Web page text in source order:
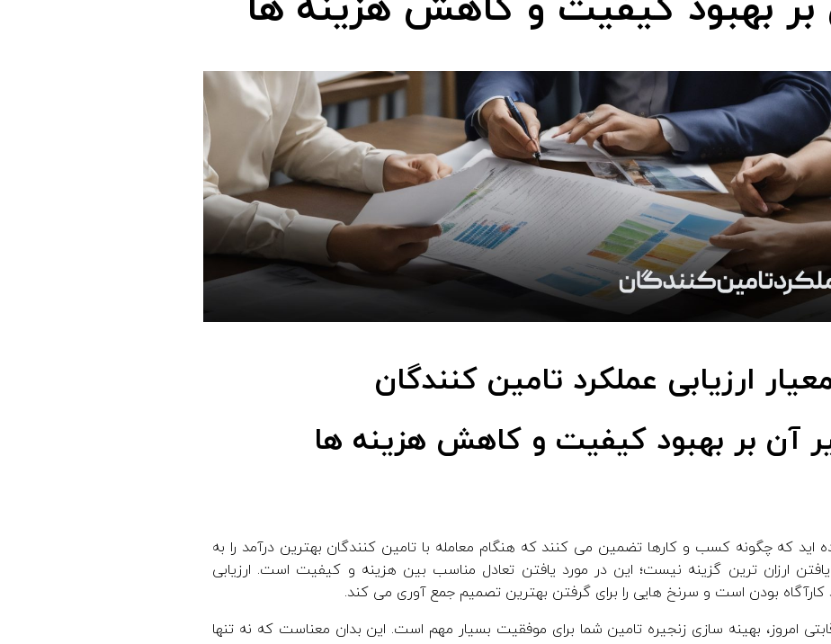
ارزیابی عملکرد تامین کنندگان
آن بر بهبود کیفیت و کاهش هزینه ها
اید که چگونه کسب و کارها تضمین می کنند که هنگام معامله با تامین کنندگان بهترین درآمد را به
ارزان ترین گزینه نیست؛ این در مورد یافتن تعادل مناسب بین هزینه و کیفیت است. ارزیابی
کارآگاه بودن است و سرنخ هایی را برای گرفتن بهترین تصمیم جمع آوری می کند.
امروز، بهینه سازی زنجیره تامین شما برای موفقیت بسیار مهم است. این بدان معناست که نه تنها